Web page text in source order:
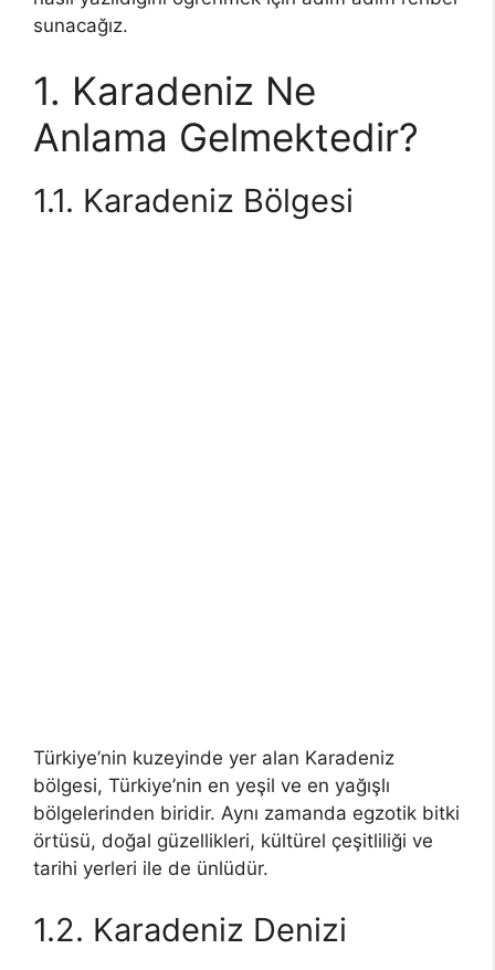
sunacağız.
1. Karadeniz Ne
Anlama Gelmektedir?
1.1. Karadeniz Bölgesi
Türkiye’nin kuzeyinde yer alan Karadeniz
bölgesi, Türkiye’nin en yeşil ve en yağışlı
bölgelerinden biridir. Aynı zamanda egzotik bitki
örtüsü, doğal güzellikleri, kültürel çeşitliliği ve
tarihi yerleri ile de ünlüdür.
1.2. Karadeniz Denizi